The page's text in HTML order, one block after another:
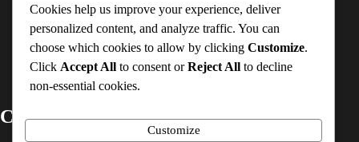
D Dash
August 6,
2026
Contact Details
Cookies help us improve your experience, deliver
personalized content, and analyze traffic. You can
choose which cookies to allow by clicking Customize.
Click Accept All to consent orReject All to decline
non-essential cookies.
Customize